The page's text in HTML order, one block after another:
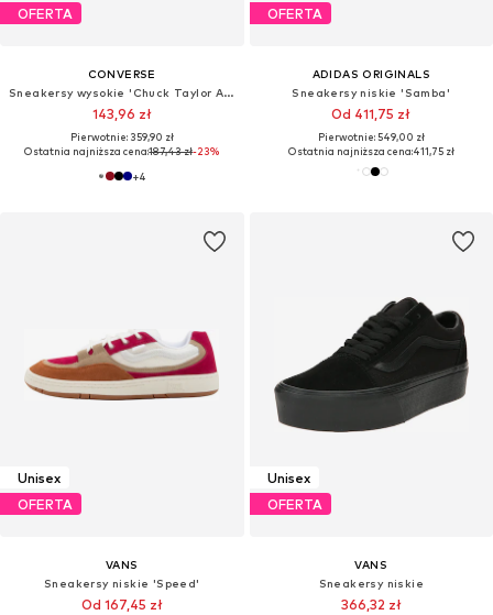
OFERTA
CONVERSE
Sneakersy wysokie 'Chuck Taylor All Star'
143,96 zł
Pierwotnie: 359,90 zł
Ostatnia najniższa cena:187,43 zł-23%
+4
OFERTA
ADIDAS ORIGINALS
Sneakersy niskie 'Samba'
Od 411,75 zł
Pierwotnie: 549,00 zł
Ostatnia najniższa cena:411,75 zł
Unisex
OFERTA
VANS
Sneakersy niskie 'Speed'
Od 167,45 zł
Unisex
OFERTA
VANS
Sneakersy niskie
366,32 zł